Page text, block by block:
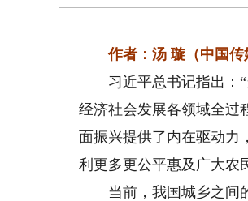
作者：汤 璇（中国传
习近平总书记指出：“
经济社会发展各领域全过
面振兴提供了内在驱动力
利更多更公平惠及广大农
当前，我国城乡之间的